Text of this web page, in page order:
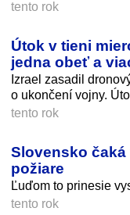
tento rok
Útok v tieni
jedna obeť a
Izrael zasadil
o ukončení vojny.
tento rok
Slovensko
požiare
Ľuďom to prinesie
tento rok